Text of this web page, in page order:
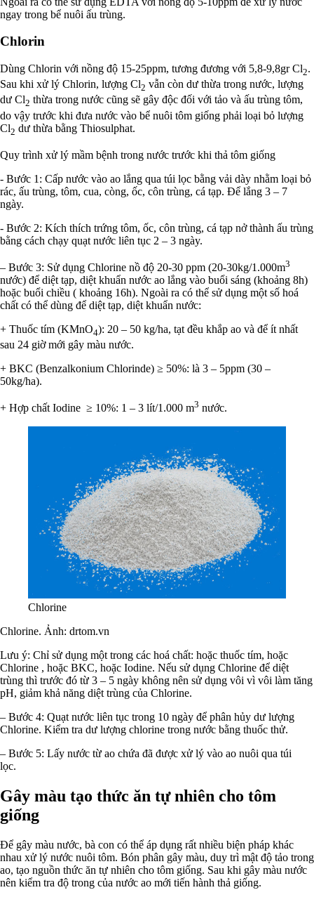
ngay trong bể nuôi ấu trùng.
Chlorin
Dùng Chlorin với nồng độ 15-25ppm, tương đương với 5,8-9,8gr Cl2.
Sau khi xử lý Chlorin, lượng Cl2 vẫn còn dư thừa trong nước, lượng
dư Cl2 thừa trong nước cũng sẽ gây độc đối với tảo và ấu trùng tôm,
do vậy trước khi đưa nước vào bể nuôi tôm giống phải loại bỏ lượng
Cl2 dư thừa bằng Thiosulphat.
Quy trình xử lý mầm bệnh trong nước trước khi thả tôm giống
- Bước 1: Cấp nước vào ao lắng qua túi lọc bằng vải dày nhằm loại bỏ
rác, ấu trùng, tôm, cua, còng, ốc, côn trùng, cá tạp. Để lắng 3 – 7
ngày.
- Bước 2: Kích thích trứng tôm, ốc, côn trùng, cá tạp nở thành ấu trùng
bằng cách chạy quạt nước liên tục 2 – 3 ngày.
– Bước 3: Sử dụng Chlorine nồ độ 20-30 ppm (20-30kg/1.000m3
nước) để diệt tạp, diệt khuẩn nước ao lắng vào buổi sáng (khoảng 8h)
hoặc buổi chiều ( khoảng 16h). Ngoài ra có thể sử dụng một số hoá
chất có thể dùng để diệt tạp, diệt khuẩn nước:
+ Thuốc tím (KMnO4): 20 – 50 kg/ha, tạt đều khắp ao và để ít nhất
sau 24 giờ mới gây màu nước.
+ BKC (Benzalkonium Chlorinde) ≥ 50%: là 3 – 5ppm (30 –
50kg/ha).
+ Hợp chất Iodine ≥ 10%: 1 – 3 lít/1.000 m3 nước.
Chlorine
Chlorine. Ảnh: drtom.vn
Lưu ý: Chỉ sử dụng một trong các hoá chất: hoặc thuốc tím, hoặc
Chlorine , hoặc BKC, hoặc Iodine. Nếu sử dụng Chlorine để diệt
trùng thì trước đó từ 3 – 5 ngày không nên sử dụng vôi vì vôi làm tăng
pH, giảm khả năng diệt trùng của Chlorine.
– Bước 4: Quạt nước liên tục trong 10 ngày để phân hủy dư lượng
Chlorine. Kiểm tra dư lượng chlorine trong nước bằng thuốc thử.
– Bước 5: Lấy nước từ ao chứa đã được xử lý vào ao nuôi qua túi
lọc.
Gây màu tạo thức ăn tự nhiên cho tôm
giống
Để gây màu nước, bà con có thể áp dụng rất nhiều biện pháp khác
nhau xử lý nước nuôi tôm. Bón phân gây màu, duy trì mật độ tảo trong
ao, tạo nguồn thức ăn tự nhiên cho tôm giống. Sau khi gây màu nước
nên kiểm tra độ trong của nước ao mới tiến hành thả giống.